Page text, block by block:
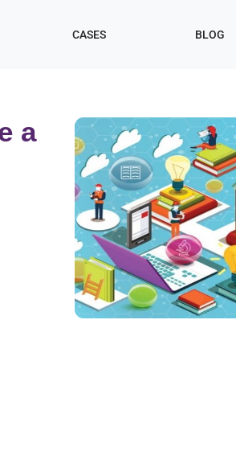
CASES BLOG
a